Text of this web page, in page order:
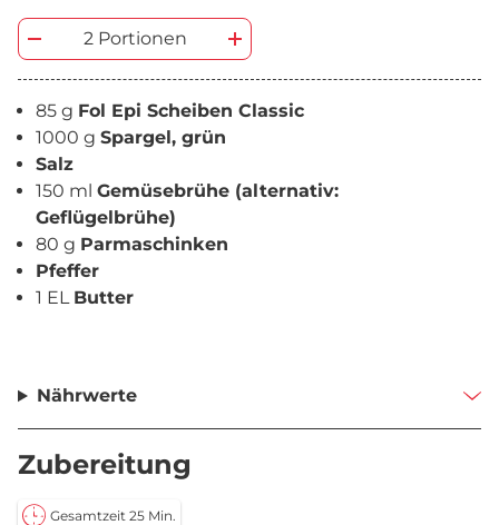
2 Portionen
85 g Fol Epi Scheiben Classic
1000 g Spargel, grün
Salz
150 ml Gemüsebrühe (alternativ:
Geflügelbrühe)
80 g Parmaschinken
Pfeffer
1 EL Butter
Nährwerte
Zubereitung
Gesamtzeit 25 Min.